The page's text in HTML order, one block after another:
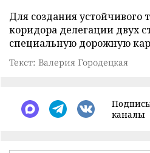
Для создания устойчивого
коридора делегации двух
специальную дорожную
Текст: Валерия Городецкая
каналы